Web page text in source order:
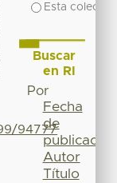
94777
Esta
Buscar
en RI
Por
Fecha
de
publicación
Autor
Título